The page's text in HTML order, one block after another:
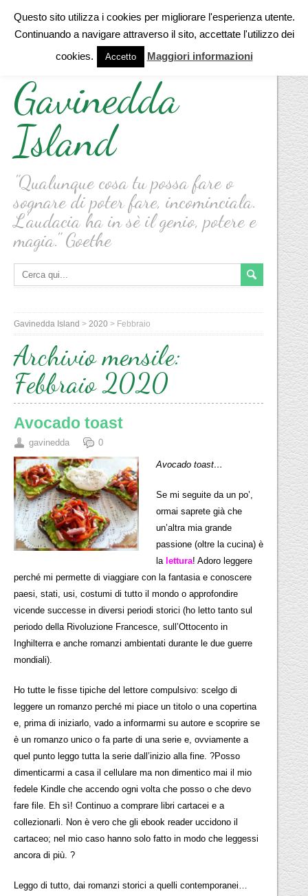
Gavinedda
Island
"Qualunque cosa tu possa fare o
sognare di poter fare, incominciala.
L'audacia ha in sè il genio, potere e
magia." Goethe
Gavinedda Island >2020 > Febbraio
Archivio mensile:
Febbraio 2020
Avocado toast
gavinedda 0
Avocado toast…
Se mi seguite da un po’,
ormai saprete già che
un’altra mia grande
passione (oltre la cucina) è
la lettura! Adoro leggere
perché mi permette di viaggiare con la fantasia e conoscere
paesi, stati, usi, costumi di tutto il mondo o approfondire
vicende successe in diversi periodi storici (ho letto tanto sul
periodo della Rivoluzione Francesce, sull’Ottocento in
Inghilterra e anche romanzi ambientati durante le due guerre
mondiali).
Ho tutte le fisse tipiche del lettore compulsivo: scelgo di
leggere un romanzo perché mi piace un titolo o una copertina
e, prima di iniziarlo, vado a informarmi su autore e scoprire se
è un romanzo unico o fa parte di una serie e, ovviamente a
quel punto leggo tutta la serie dall’inizio alla fine. ?Posso
dimenticarmi a casa il cellulare ma non dimentico mai il mio
fedele Kindle che accendo ogni volta che posso o che devo
fare file. Eh sì! Continuo a comprare libri cartacei e a
collezionarli. Non è vero che gli ebook reader uccidono il
cartaceo; nel mio caso hanno solo fatto in modo che leggessi
ancora di più. ?
Leggo di tutto, dai romanzi storici a quelli contemporanei…
Questo sito utilizza i cookies per migliorare l'esperienza utente.
Continuando a navigare attraverso il sito, accettate l'utilizzo dei
cookies.
Accetto Maggiori informazioni